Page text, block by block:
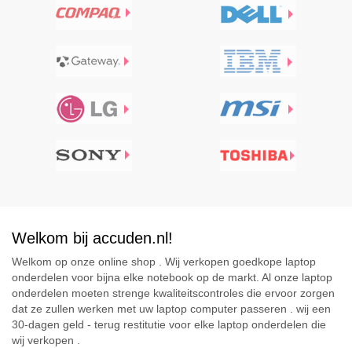
Welkom bij accuden.nl!
Welkom op onze online shop . Wij verkopen goedkope laptop
onderdelen voor bijna elke notebook op de markt. Al onze laptop
onderdelen moeten strenge kwaliteitscontroles die ervoor zorgen
dat ze zullen werken met uw laptop computer passeren . wij een
30-dagen geld - terug restitutie voor elke laptop onderdelen die
wij verkopen .